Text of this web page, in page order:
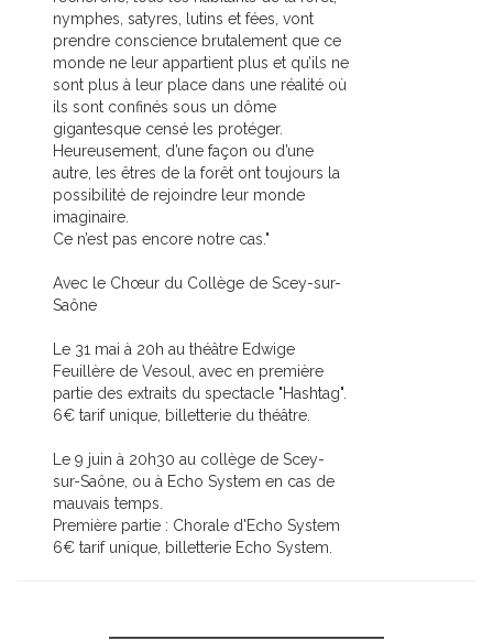
nymphes, satyres, lutins et fées, vont
prendre conscience brutalement que ce
monde ne leur appartient plus et qu’ils ne
sont plus à leur place dans une réalité où
ils sont confinés sous un dôme
gigantesque censé les protéger.
Heureusement, d’une façon ou d’une
autre, les êtres de la forêt ont toujours la
possibilité de rejoindre leur monde
imaginaire.
Ce n’est pas encore notre cas."
Avec le Chœur du Collège de Scey-sur-
Saône
Le 31 mai à 20h au théâtre Edwige
Feuillère de Vesoul, avec en première
partie des extraits du spectacle "Hashtag".
6€ tarif unique, billetterie du théâtre.
Le 9 juin à 20h30 au collège de Scey-
sur-Saône, ou à Echo System en cas de
mauvais temps.
Première partie : Chorale d'Echo System
6€ tarif unique, billetterie Echo System.